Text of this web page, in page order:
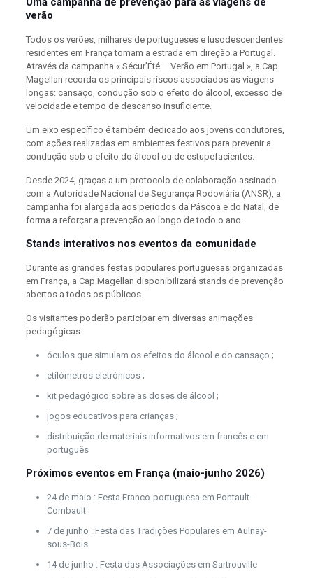
verão
Todos os verões, milhares de portugueses e lusodescendentes
residentes em França tomam a estrada em direção a Portugal.
Através da campanha « Sécur’Été – Verão em Portugal », a Cap
Magellan recorda os principais riscos associados às viagens
longas: cansaço, condução sob o efeito do álcool, excesso de
velocidade e tempo de descanso insuficiente.
Um eixo específico é também dedicado aos jovens condutores,
com ações realizadas em ambientes festivos para prevenir a
condução sob o efeito do álcool ou de estupefacientes.
Desde 2024, graças a um protocolo de colaboração assinado
com a Autoridade Nacional de Segurança Rodoviária (ANSR), a
campanha foi alargada aos períodos da Páscoa e do Natal, de
forma a reforçar a prevenção ao longo de todo o ano.
Stands interativos nos eventos da comunidade
Durante as grandes festas populares portuguesas organizadas
em França, a Cap Magellan disponibilizará stands de prevenção
abertos a todos os públicos.
Os visitantes poderão participar em diversas animações
pedagógicas:
óculos que simulam os efeitos do álcool e do cansaço ;
etilómetros eletrónicos ;
kit pedagógico sobre as doses de álcool ;
jogos educativos para crianças ;
distribuição de materiais informativos em francês e em
português
Próximos eventos em França (maio-junho 2026)
24 de maio : Festa Franco-portuguesa em Pontault-
Combault
7 de junho : Festa das Tradições Populares em Aulnay-
sous-Bois
14 de junho : Festa das Associações em Sartrouville